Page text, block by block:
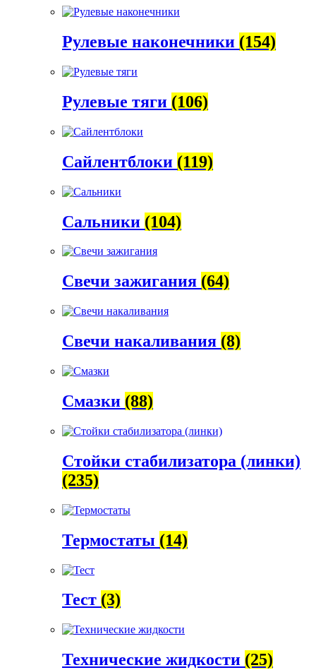
Рулевые наконечники (154)
Рулевые тяги (106)
Сайлентблоки (119)
Сальники (104)
Свечи зажигания (64)
Свечи накаливания (8)
Смазки (88)
Стойки стабилизатора (линки)
(235)
Термостаты (14)
Тест (3)
Технические жидкости (25)